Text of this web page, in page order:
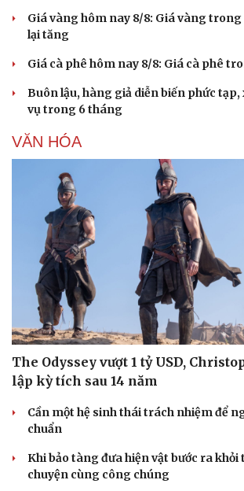
Giá vàng hôm nay 8/8: Giá vàng trong
lại tăng
Giá cà phê hôm nay 8/8: Giá cà phê
Buôn lậu, hàng giả diễn biến phức
vụ trong 6 tháng
VĂN HÓA
The Odyssey vượt 1 tỷ USD,
lập kỳ tích sau 14 năm
Cần một hệ sinh thái trách nhiệm để
chuẩn
Khi bảo tàng đưa hiện vật bước ra
chuyện cùng công chúng